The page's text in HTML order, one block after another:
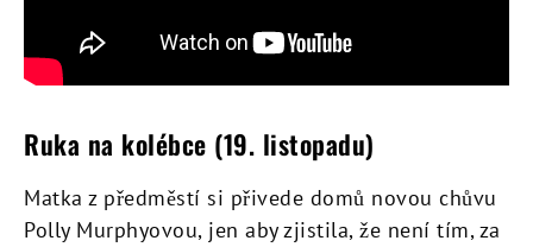
Ruka na kolébce (19. listopadu)
Matka z předměstí si přivede domů novou chůvu
Polly Murphyovou, jen aby zjistila, že není tím, za